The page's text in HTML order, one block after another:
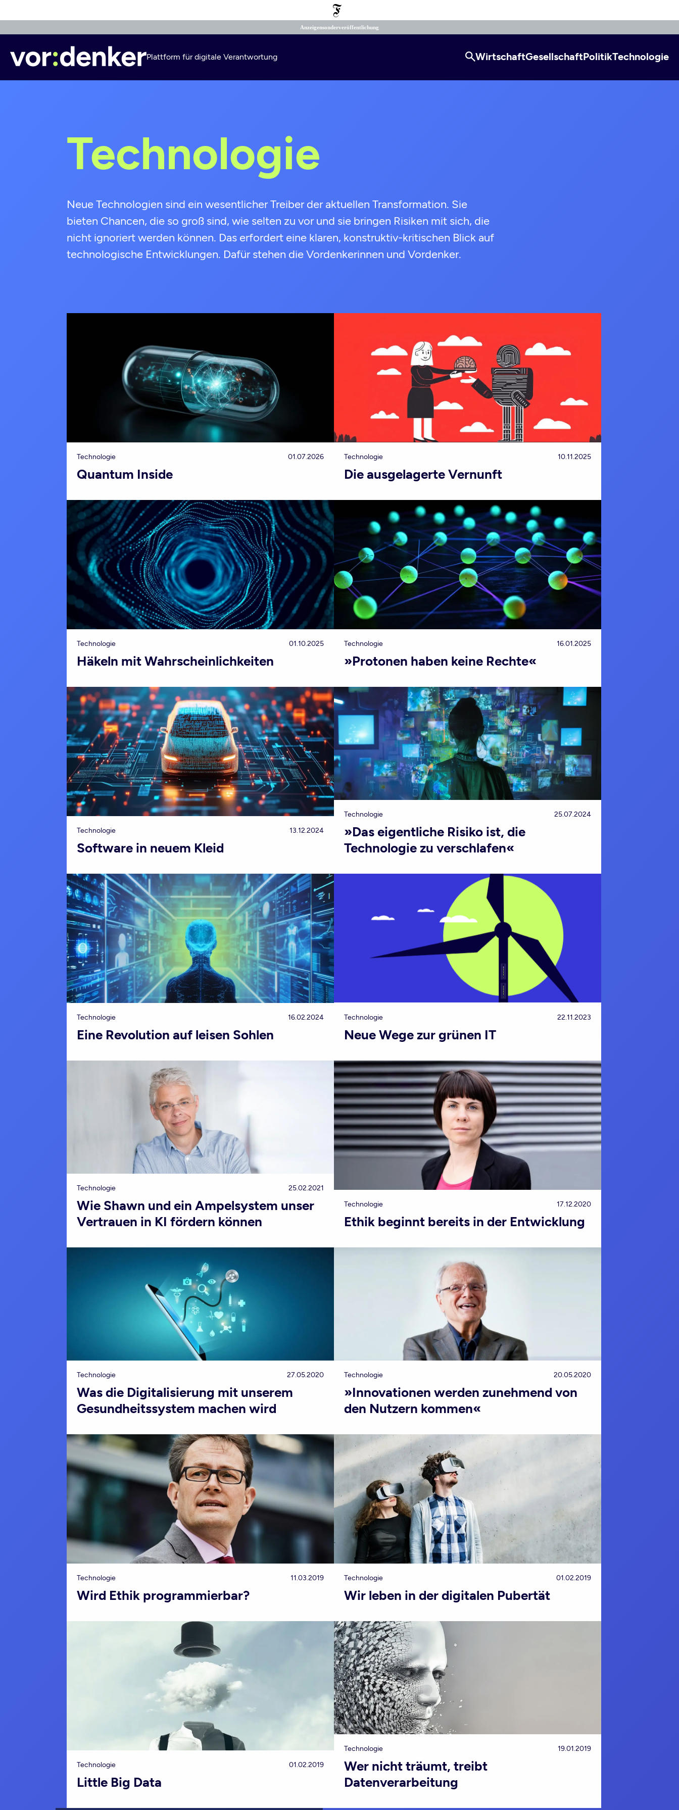
Anzeigensonderveröffentlichung
Plattform für digitale Verantwortung WirtschaftGesellschaftPolitikTechnologie
Technologie
Neue Technologien sind ein wesentlicher Treiber der aktuellen Transformation. Sie
bieten Chancen, die so groß sind, wie selten zu vor und sie bringen Risiken mit sich, die
nicht ignoriert werden können. Das erfordert eine klaren, konstruktiv-kritischen Blick auf
technologische Entwicklungen. Dafür stehen die Vordenkerinnen und Vordenker.
Technologie 01.07.2026
Quantum Inside
Technologie 10.11.2025
Die ausgelagerte Vernunft
Technologie 01.10.2025
Häkeln mit Wahrscheinlichkeiten
Technologie 16.01.2025
»Protonen haben keine Rechte«
Technologie 13.12.2024
Software in neuem Kleid
Technologie 25.07.2024
»Das eigentliche Risiko ist, die
Technologie zu verschlafen«
Technologie 16.02.2024
Eine Revolution auf leisen Sohlen
Technologie 22.11.2023
Neue Wege zur grünen IT
Technologie 25.02.2021
Wie Shawn und ein Ampelsystem unser
Vertrauen in KI fördern können
Technologie 17.12.2020
Ethik beginnt bereits in der Entwicklung
Technologie 27.05.2020
Was die Digitalisierung mit unserem
Gesundheitssystem machen wird
Technologie 20.05.2020
»Innovationen werden zunehmend von
den Nutzern kommen«
Technologie 11.03.2019
Wird Ethik programmierbar?
Technologie 01.02.2019
Wir leben in der digitalen Pubertät
Technologie 01.02.2019
Little Big Data
Technologie 19.01.2019
Wer nicht träumt, treibt
Datenverarbeitung